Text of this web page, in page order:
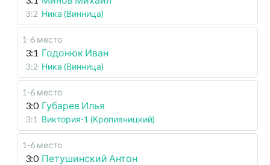
3:2 Ника (Винница)
1-6 место
3:1 Годонюк Иван
3:2 Ника (Винница)
1-6 место
3:0 Губарев Илья
3:1 Виктория-1 (Кропивницкий)
1-6 место
3:0 Петушинский Антон